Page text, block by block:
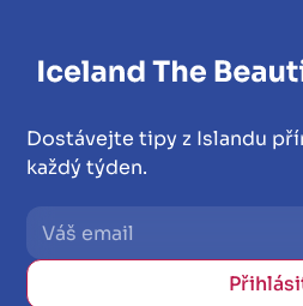
Dostávejte tipy z Islandu
každý týden.